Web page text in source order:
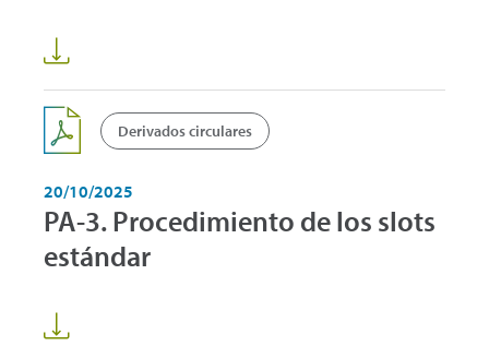
Derivados circulares
20/10/2025
PA-3. Procedimiento de los slots
estándar